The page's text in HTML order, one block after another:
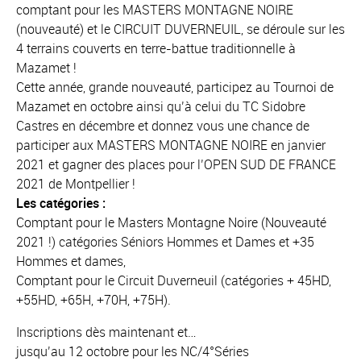
comptant pour les MASTERS MONTAGNE NOIRE
(nouveauté) et le CIRCUIT DUVERNEUIL, se déroule sur les
4 terrains couverts en terre-battue traditionnelle à
Mazamet !
Cette année, grande nouveauté, participez au Tournoi de
Mazamet en octobre ainsi qu’à celui du TC Sidobre
Castres en décembre et donnez vous une chance de
participer aux MASTERS MONTAGNE NOIRE en janvier
2021 et gagner des places pour l’OPEN SUD DE FRANCE
2021 de Montpellier !
Les catégories :
Comptant pour le Masters Montagne Noire (Nouveauté
2021 !) catégories Séniors Hommes et Dames et +35
Hommes et dames,
Comptant pour le Circuit Duverneuil (catégories + 45HD,
+55HD, +65H, +70H, +75H).
Inscriptions dès maintenant et…
jusqu’au 12 octobre pour les NC/4°Séries